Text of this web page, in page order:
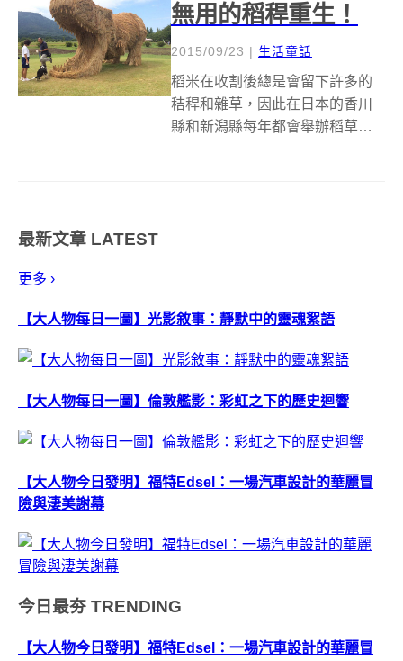
無用的稻稈重生！
2015/09/23 | 生活童話
稻米在收割後總是會留下許多的
秸稈和雜草，因此在日本的香川
縣和新潟縣每年都會舉辦稻草藝
最新文章 LATEST
更多 ›
【大人物每日一圖】光影敘事：靜默中的靈魂絮語
【大人物每日一圖】倫敦艦影：彩虹之下的歷史迴響
【大人物今日發明】福特Edsel：一場汽車設計的華麗冒
險與淒美謝幕
今日最夯 TRENDING
【大人物今日發明】福特Edsel：一場汽車設計的華麗冒